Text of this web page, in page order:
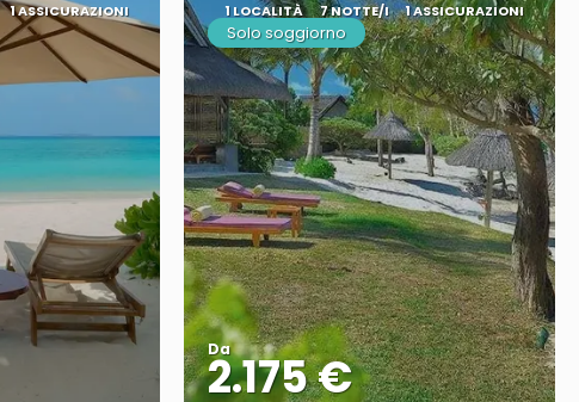
1 ASSICURAZIONI 1 LOCALITÀ 7 NOTTE/I 1 ASSICURAZIONI
Solo soggiorno
Da
2.175 €